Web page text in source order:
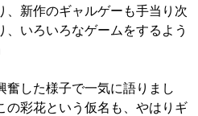
、新作のギャルゲーも手当り次
、いろいろなゲームをするよう
した様子で一気に語りまし
の彩花という仮名も、やはりギ